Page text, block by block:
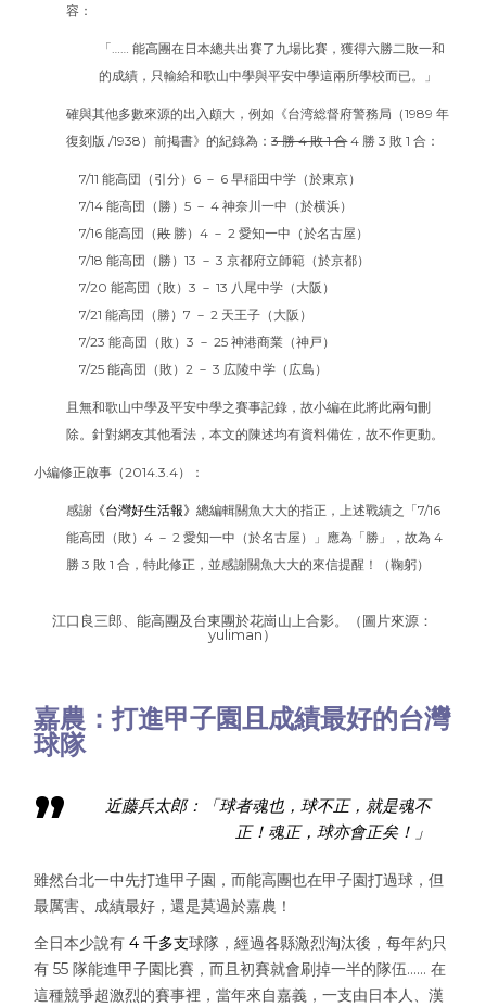
容：
「…… 能高團在日本總共出賽了九場比賽，獲得六勝二敗一和
的成績，只輸給和歌山中學與平安中學這兩所學校而已。」
確與其他多數來源的出入頗大，例如《台湾総督府警務局（1989 年
復刻版 /1938）前掲書》的紀錄為：3 勝 4 敗 1 合4 勝 3 敗 1 合：
7/11 能高団（引分）6 － 6 早稲田中学（於東京）
7/14 能高団（勝）5 － 4 神奈川一中（於横浜）
7/16 能高団（敗勝）4 － 2 愛知一中（於名古屋）
7/18 能高団（勝）13 － 3 京都府立師範（於京都）
7/20 能高団（敗）3 － 13 八尾中学（大阪）
7/21 能高団（勝）7 － 2 天王子（大阪）
7/23 能高団（敗）3 － 25 神港商業（神戸）
7/25 能高団（敗）2 － 3 広陵中学（広島）
且無和歌山中學及平安中學之賽事記錄，故小編在此將此兩句刪
除。針對網友其他看法，本文的陳述均有資料備佐，故不作更動。
小編修正啟事（2014.3.4）：
感謝 《台灣好生活報》總編輯關魚大大的指正，上述戰績之「7/16
能高団（敗）4 － 2 愛知一中（於名古屋）」應為「勝」，故為 4
勝 3 敗 1 合，特此修正，並感謝關魚大大的來信提醒！（鞠躬）
江口良三郎、能高團及台東團於花崗山上合影。（圖片來源：
yuliman）
嘉農：打進甲子園且成績最好的台灣
球隊
近藤兵太郎：「球者魂也，球不正，就是魂不
正！魂正，球亦會正矣！」
雖然台北一中先打進甲子園，而能高團也在甲子園打過球，但
最厲害、成績最好，還是莫過於嘉農！
全日本少說有 4 千多支球隊，經過各縣激烈淘汰後，每年約只
有 55 隊能進甲子園比賽，而且初賽就會刷掉一半的隊伍…… 在
這種競爭超激烈的賽事裡，當年來自嘉義，一支由日本人、漢